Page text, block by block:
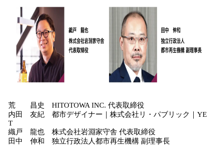
荒 昌史 HITOTOWA INC. 代表取締役
内田 友紀 都市デザイナー｜株式会社リ・パブリック｜YE
T
織戸 龍也 株式会社岩淵家守舎 代表取締役
田中 伸和 独立行政法人都市再生機構 副理事長